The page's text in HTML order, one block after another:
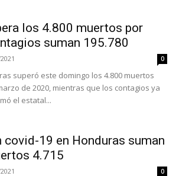
los 4.800 muertos por
suman 195.780
0
superó este domingo los 4.800 muertos
de 2020, mientras que los contagios ya
el estatal...
19 en Honduras suman
4.715
0